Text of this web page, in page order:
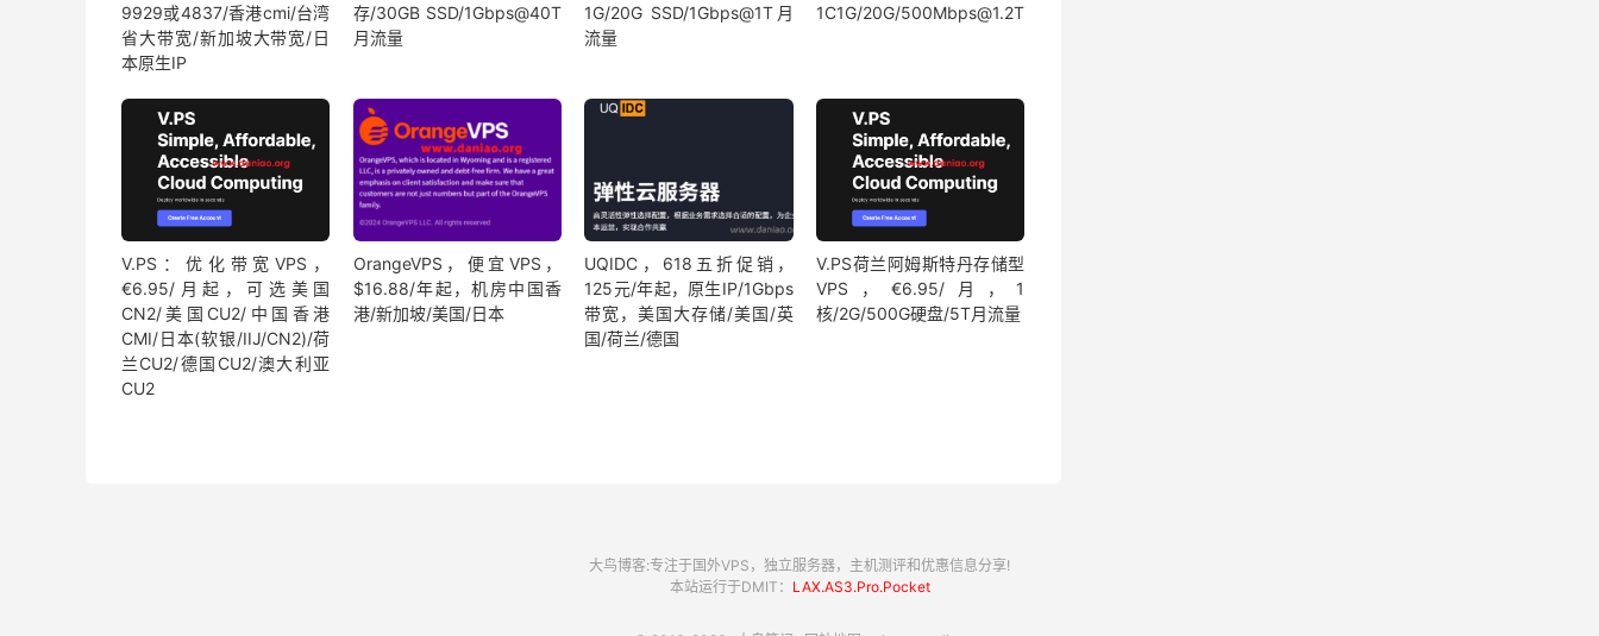
9929或4837/香港cmi/台湾
省大带宽/新加坡大带宽/日
本原生IP
存/30GB SSD/1Gbps@40T
月流量
1G/20G SSD/1Gbps@1T月
流量
1C1G/20G/500Mbps@1.2T
V.PS：优化带宽VPS，
€6.95/月起，可选美国
CN2/美国CU2/中国香港
CMI/日本(软银/IIJ/CN2)/荷
兰CU2/德国CU2/澳大利亚
CU2
OrangeVPS，便宜VPS，
$16.88/年起，机房中国香
港/新加坡/美国/日本
UQIDC，618五折促销，
125元/年起，原生IP/1Gbps
带宽，美国大存储/美国/英
国/荷兰/德国
V.PS荷兰阿姆斯特丹存储型
VPS，€6.95/月，1
核/2G/500G硬盘/5T月流量
大鸟博客:专注于国外VPS，独立服务器，主机测评和优惠信息分享!
本站运行于DMIT： LAX.AS3.Pro.Pocket